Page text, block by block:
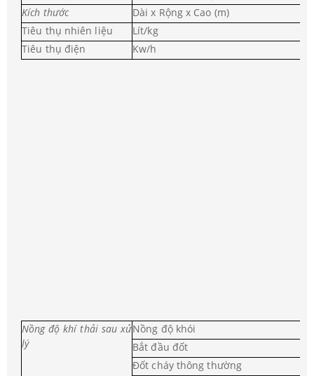
Kích thước
Dài x Rộng x Cao (m)
Tiêu thụ nhiên liệu
Lít/kg
Tiêu thụ điện
Kw/h
Nồng độ khí thải sau xử
lý
Nồng độ khói
Bắt đầu đốt
Đốt cháy thông thường